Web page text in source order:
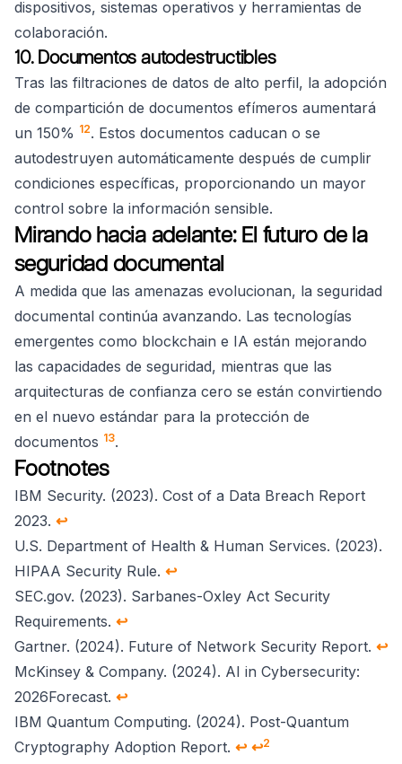
dispositivos, sistemas operativos y herramientas de
colaboración.
10. Documentos autodestructibles
Tras las filtraciones de datos de alto perfil, la adopción
de compartición de documentos efímeros aumentará
un 150% 12. Estos documentos caducan o se
autodestruyen automáticamente después de cumplir
condiciones específicas, proporcionando un mayor
control sobre la información sensible.
Mirando hacia adelante: El futuro de la
seguridad documental
A medida que las amenazas evolucionan, la seguridad
documental continúa avanzando. Las tecnologías
emergentes como blockchain e IA están mejorando
las capacidades de seguridad, mientras que las
arquitecturas de confianza cero se están convirtiendo
en el nuevo estándar para la protección de
documentos 13.
Footnotes
IBM Security. (2023). Cost of a Data Breach Report
2023. ↩
U.S. Department of Health & Human Services. (2023).
HIPAA Security Rule. ↩
SEC.gov. (2023). Sarbanes-Oxley Act Security
Requirements. ↩
Gartner. (2024). Future of Network Security Report. ↩
McKinsey & Company. (2024). AI in Cybersecurity:
2026Forecast. ↩
IBM Quantum Computing. (2024). Post-Quantum
Cryptography Adoption Report. ↩ ↩2